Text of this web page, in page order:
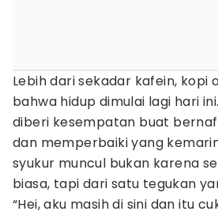
Lebih dari sekadar kafein, kopi
bahwa hidup dimulai lagi hari
diberi kesempatan buat
dan memperbaiki yang
syukur muncul bukan karena
biasa, tapi dari satu tegukan
“Hei, aku masih di sini dan itu